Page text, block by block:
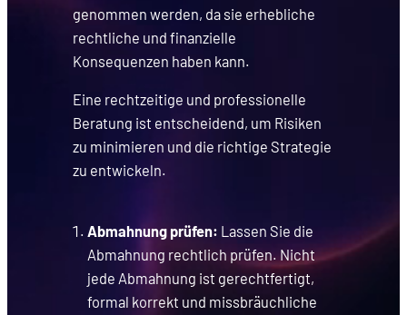
genommen werden, da sie erhebliche
rechtliche und finanzielle
Konsequenzen haben kann.
Eine rechtzeitige und professionelle
Beratung ist entscheidend, um Risiken
zu minimieren und die richtige Strategie
zu entwickeln.
Abmahnung prüfen: Lassen Sie die
Abmahnung rechtlich prüfen. Nicht
jede Abmahnung ist gerechtfertigt,
formal korrekt und missbräuchliche